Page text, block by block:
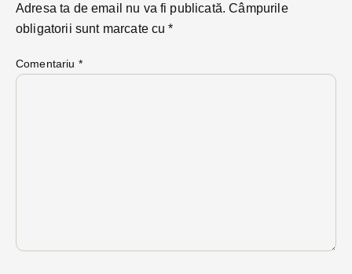
Adresa ta de email nu va fi publicată. Câmpurile
obligatorii sunt marcate cu*
Comentariu *